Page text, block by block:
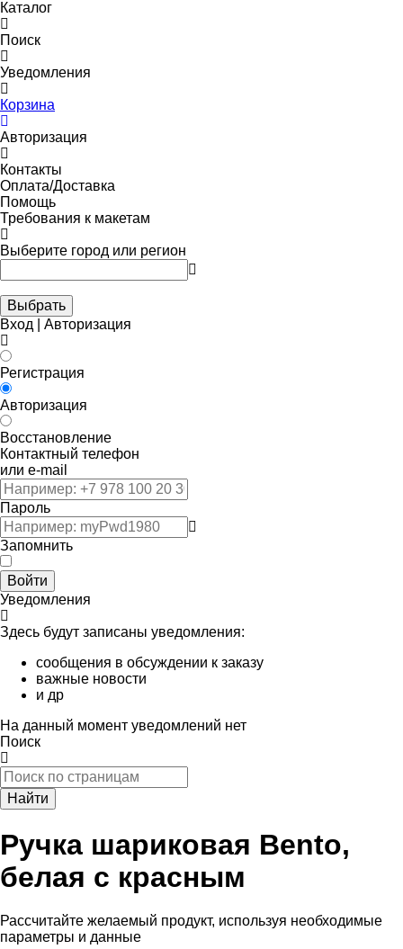
Каталог
Поиск
Уведомления
Корзина
Авторизация
Контакты
Оплата/Доставка
Помощь
Требования к макетам
Выберите город или регион
Выбрать
Вход | Авторизация
Регистрация
Авторизация
Восстановление
Контактный телефон
или e-mail
Пароль
Запомнить
Войти
Уведомления
Здесь будут записаны уведомления:
сообщения в обсуждении к заказу
важные новости
и др
На данный момент уведомлений нет
Поиск
Найти
Ручка шариковая Bento,
белая с красным
Рассчитайте желаемый продукт, используя необходимые
параметры и данные